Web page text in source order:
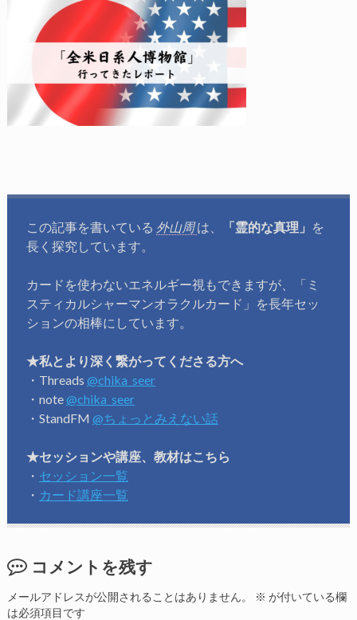
この記事を書いている 外山周は、 「霊的な真理」 を
長く探究しています。
カードを使わないエネルギー視もできますが、「ミ
スティカルシャーマンオラクルカード」を長年セッ
ションの相棒にしています。
★私とより深く繋がってくださる方へ
・Threads @chika_seer
・note @chika_seer
・StandFM @ちょっとみえない話
★セッションや講座、教材はこちら
・ セッション一覧
・ カード講座一覧
コメントを残す
メールアドレスが公開されることはありません。 ※ が付いている欄
は必須項目です